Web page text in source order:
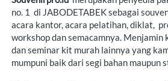
no. 1  di JABODETABEK sebagai
acara kantor, acara pelatihan, diklat,
workshop dan semacamnya.
dan seminar kit murah lainnya yang
mumpuni baik dari segi bahan maupun